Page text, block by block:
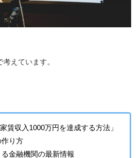
えています。
賃収入1000万円を達成する方法」
り方
金融機関の最新情報